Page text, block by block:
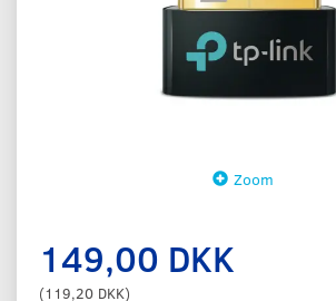
Zoom
149,00 DKK
(119,20 DKK)